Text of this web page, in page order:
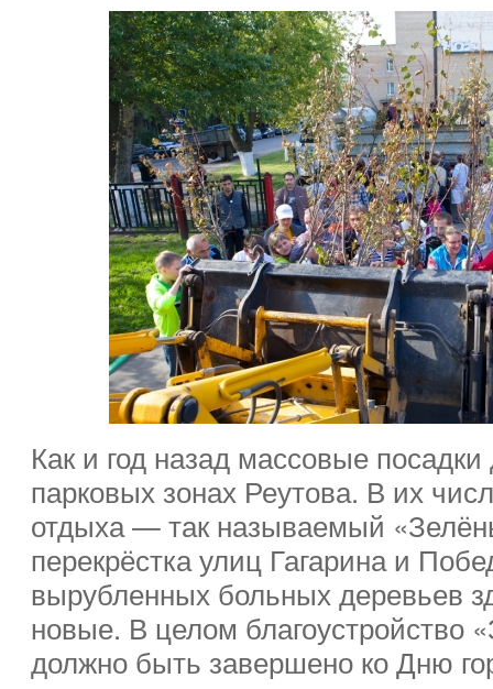
Как и год назад массовые
парковых зонах Реутова. В их
отдыха — так называемый
перекрёстка улиц Гагарина и
вырубленных больных деревьев
новые. В целом благоустройство
должно быть завершено ко Дню